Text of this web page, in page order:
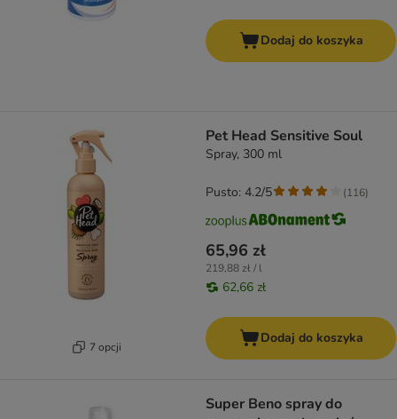
Dodaj do koszyka
7 opcji
Pet Head Sensitive Soul
Spray, 300 ml
65,96 zł
219,88 zł / l
62,66 zł
Pusto: 4.2/5 (116)
Dodaj do koszyka
Super Beno spray do